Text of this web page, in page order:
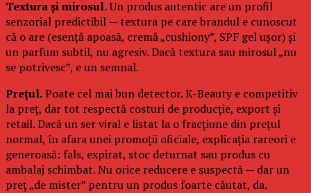
Textura și mirosul.Un produs autentic are un profil
senzorial predictibil — textura pe care brandul e cunoscut
că o are (esență apoasă, cremă „cushiony”, SPF gel ușor) și
un parfum subtil, nu agresiv. Dacă textura sau mirosul „nu
se potrivesc”, e un semnal.
Prețul.Poate cel mai bun detector. K-Beauty e competitiv
la preț, dar tot respectă costuri de producție, export și
retail. Dacă un ser viral e listat la o fracțiune din prețul
normal, în afara unei promoții oficiale, explicația rareori e
generoasă: fals, expirat, stoc deturnat sau produs cu
ambalaj schimbat. Nu orice reducere e suspectă — dar un
preț „de mister” pentru un produs foarte căutat, da.